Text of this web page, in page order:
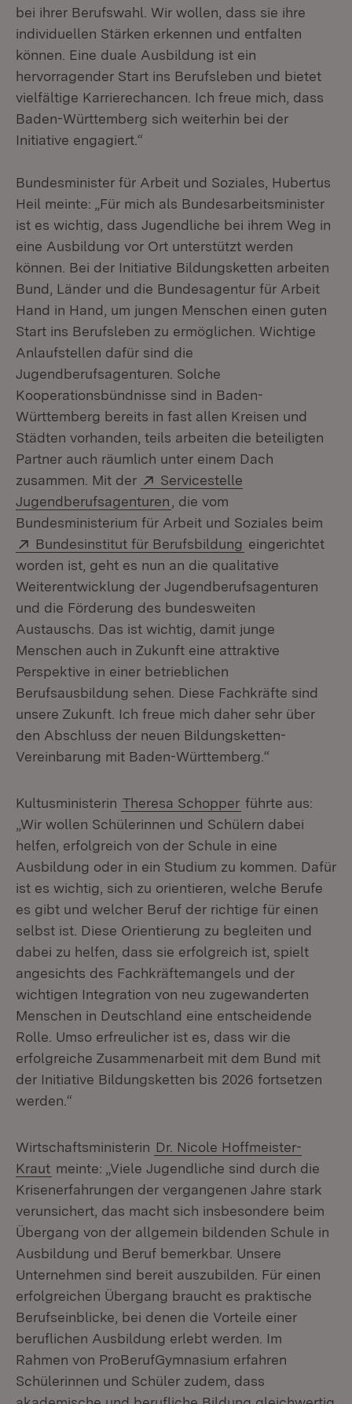
bei ihrer Berufswahl. Wir wollen, dass sie ihre
individuellen Stärken erkennen und entfalten
können. Eine duale Ausbildung ist ein
hervorragender Start ins Berufsleben und bietet
vielfältige Karrierechancen. Ich freue mich, dass
Baden-Württemberg sich weiterhin bei der
Initiative engagiert.“
Bundesminister für Arbeit und Soziales, Hubertus
Heil meinte: „Für mich als Bundesarbeitsminister
ist es wichtig, dass Jugendliche bei ihrem Weg in
eine Ausbildung vor Ort unterstützt werden
können. Bei der Initiative Bildungsketten arbeiten
Bund, Länder und die Bundesagentur für Arbeit
Hand in Hand, um jungen Menschen einen guten
Start ins Berufsleben zu ermöglichen. Wichtige
Anlaufstellen dafür sind die
Jugendberufsagenturen. Solche
Kooperationsbündnisse sind in Baden-
Württemberg bereits in fast allen Kreisen und
Städten vorhanden, teils arbeiten die beteiligten
Partner auch räumlich unter einem Dach
zusammen. Mit der
Extern:
Servicestelle
Jugendberufsagenturen (Öffnet in neuem Fenster)
, die vom
Bundesministerium für Arbeit und Soziales beim
Extern:
Bundesinstitut für Berufsbildung (Öffnet in
eingerichtet
worden ist, geht es nun an die qualitative
Weiterentwicklung der Jugendberufsagenturen
und die Förderung des bundesweiten
Austauschs. Das ist wichtig, damit junge
Menschen auch in Zukunft eine attraktive
Perspektive in einer betrieblichen
Berufsausbildung sehen. Diese Fachkräfte sind
unsere Zukunft. Ich freue mich daher sehr über
den Abschluss der neuen Bildungsketten-
Vereinbarung mit Baden-Württemberg.“
Kultusministerin Theresa Schopper führte aus:
„Wir wollen Schülerinnen und Schülern dabei
helfen, erfolgreich von der Schule in eine
Ausbildung oder in ein Studium zu kommen. Dafür
ist es wichtig, sich zu orientieren, welche Berufe
es gibt und welcher Beruf der richtige für einen
selbst ist. Diese Orientierung zu begleiten und
dabei zu helfen, dass sie erfolgreich ist, spielt
angesichts des Fachkräftemangels und der
wichtigen Integration von neu zugewanderten
Menschen in Deutschland eine entscheidende
Rolle. Umso erfreulicher ist es, dass wir die
erfolgreiche Zusammenarbeit mit dem Bund mit
der Initiative Bildungsketten bis 2026 fortsetzen
werden.“
Wirtschaftsministerin Dr. Nicole Hoffmeister-
Kraut meinte: „Viele Jugendliche sind durch die
Krisenerfahrungen der vergangenen Jahre stark
verunsichert, das macht sich insbesondere beim
Übergang von der allgemein bildenden Schule in
Ausbildung und Beruf bemerkbar. Unsere
Unternehmen sind bereit auszubilden. Für einen
erfolgreichen Übergang braucht es praktische
Berufseinblicke, bei denen die Vorteile einer
beruflichen Ausbildung erlebt werden. Im
Rahmen von ProBerufGymnasium erfahren
Schülerinnen und Schüler zudem, dass